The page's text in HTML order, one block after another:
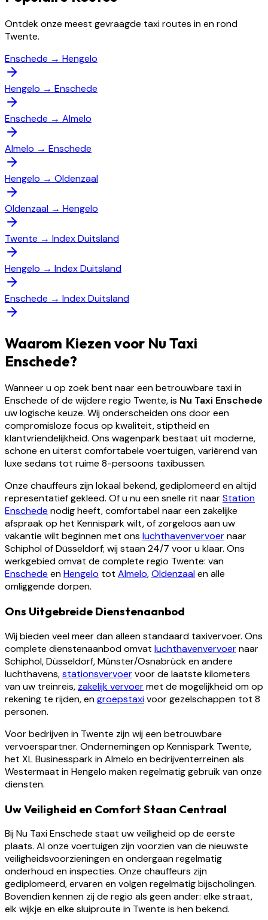
Ontdek onze meest gevraagde taxi routes in en rond
Twente.
Enschede → Hengelo
Hengelo → Enschede
Enschede → Almelo
Almelo → Enschede
Hengelo → Oldenzaal
Oldenzaal → Hengelo
Twente → Index Duitsland
Hengelo → Index Duitsland
Enschede → Index Duitsland
Waarom Kiezen voor Nu Taxi
Enschede?
Wanneer u op zoek bent naar een betrouwbare taxi in
Enschede of de wijdere regio Twente, is Nu Taxi Enschede
uw logische keuze. Wij onderscheiden ons door een
compromisloze focus op kwaliteit, stiptheid en
klantvriendelijkheid. Ons wagenpark bestaat uit moderne,
schone en uiterst comfortabele voertuigen, variërend van
luxe sedans tot ruime 8-persoons taxibussen.
Onze chauffeurs zijn lokaal bekend, gediplomeerd en altijd
representatief gekleed. Of u nu een snelle rit naarStation
Enschede nodig heeft, comfortabel naar een zakelijke
afspraak op het Kennispark wilt, of zorgeloos aan uw
vakantie wilt beginnen met ons luchthavenvervoernaar
Schiphol of Düsseldorf; wij staan 24/7 voor u klaar. Ons
werkgebied omvat de complete regio Twente: van
Enschede enHengelo tot Almelo,Oldenzaalen alle
omliggende dorpen.
Ons Uitgebreide Dienstenaanbod
Wij bieden veel meer dan alleen standaard taxivervoer. Ons
complete dienstenaanbod omvat luchthavenvervoernaar
Schiphol, Düsseldorf, Münster/Osnabrück en andere
luchthavens,stationsvervoervoor de laatste kilometers
van uw treinreis, zakelijk vervoermet de mogelijkheid om op
rekening te rijden, engroepstaxivoor gezelschappen tot 8
personen.
Voor bedrijven in Twente zijn wij een betrouwbare
vervoerspartner. Ondernemingen op Kennispark Twente,
het XL Businesspark in Almelo en bedrijventerreinen als
Westermaat in Hengelo maken regelmatig gebruik van onze
diensten.
Uw Veiligheid en Comfort Staan Centraal
Bij Nu Taxi Enschede staat uw veiligheid op de eerste
plaats. Al onze voertuigen zijn voorzien van de nieuwste
veiligheidsvoorzieningen en ondergaan regelmatig
onderhoud en inspecties. Onze chauffeurs zijn
gediplomeerd, ervaren en volgen regelmatig bijscholingen.
Bovendien kennen zij de regio als geen ander: elke straat,
elk wijkje en elke sluiproute in Twente is hen bekend.